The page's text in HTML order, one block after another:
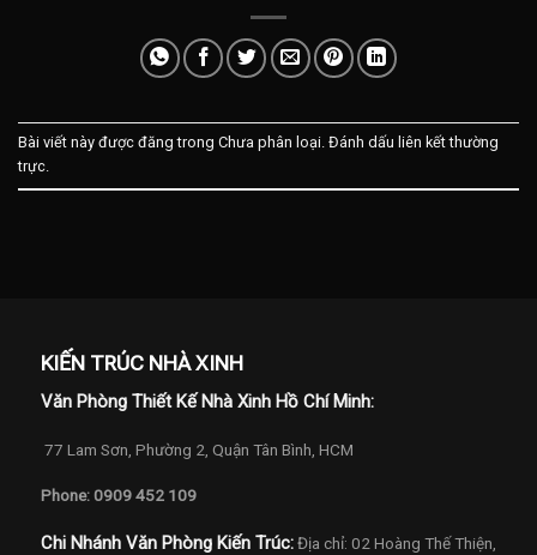
Bài viết này được đăng trong Chưa phân loại. Đánh dấu liên kết thường
trực.
KIẾN TRÚC NHÀ XINH
Văn Phòng Thiết Kế Nhà Xinh Hồ Chí Minh:
77 Lam Sơn, Phường 2, Quận Tân Bình, HCM
Phone: 0909 452 109
Chi Nhánh Văn Phòng Kiến Trúc: Địa chỉ: 02 Hoàng Thế Thiện,